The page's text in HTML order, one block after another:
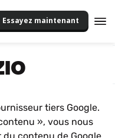
Essayez maintenant
tiers Google.
», vous nous